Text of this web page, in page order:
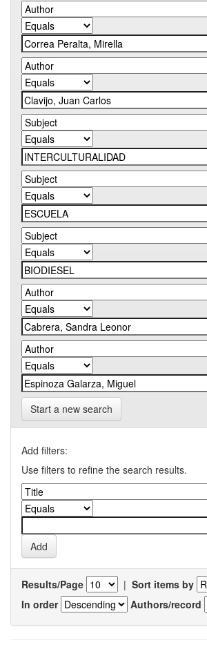
Start a new search
Add filters:
Use filters to refine the search results.
Results/Page | Sort items by
In order
Authors/record